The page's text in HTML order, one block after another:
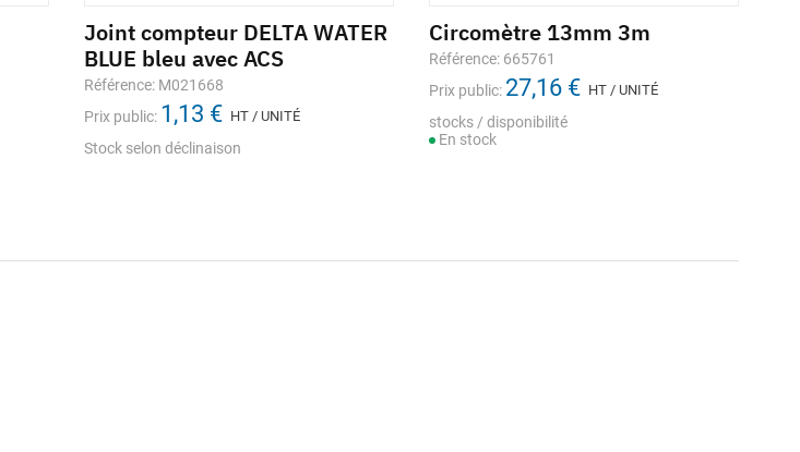
Joint compteur DELTA WATER
BLUE bleu avec ACS
Référence: M021668
Prix public: 1,13 € HT / UNITÉ
Stock selon déclinaison
Circomètre 13mm 3m
Référence: 665761
Prix public: 27,16 € HT / UNITÉ
stocks / disponibilité
En stock